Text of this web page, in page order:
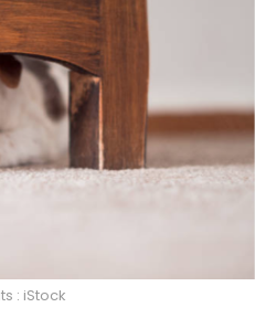
: iStock